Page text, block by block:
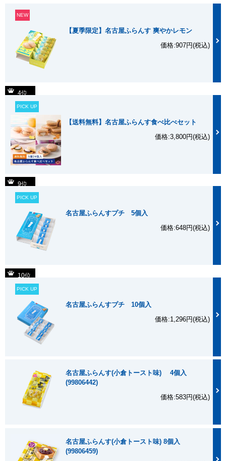
NEW
【夏季限定】名古屋ふらんす 爽やかレモン
価格:907円(税込)
4位
PICK UP
【送料無料】名古屋ふらんす食べ比べセット
価格:3,800円(税込)
9位
PICK UP
名古屋ふらんすプチ 5個入
価格:648円(税込)
10位
PICK UP
名古屋ふらんすプチ 10個入
価格:1,296円(税込)
名古屋ふらんす(小倉トースト味) 4個入
(99806442)
価格:583円(税込)
名古屋ふらんす(小倉トースト味) 8個入
(99806459)